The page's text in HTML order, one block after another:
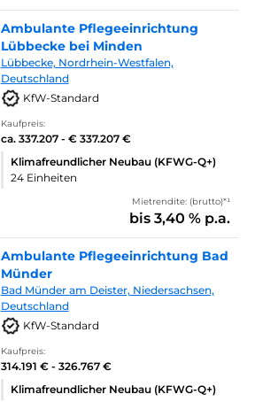
Ambulante Pflegeeinrichtung
Lübbecke bei Minden
Lübbecke, Nordrhein-Westfalen,
Deutschland
KfW-Standard
Kaufpreis:
ca. 337.207 - € 337.207 €
Klimafreundlicher Neubau (KFWG-Q+)
24 Einheiten
Mietrendite: (brutto)*¹
bis 3,40 % p.a.
Ambulante Pflegeeinrichtung Bad
Münder
Bad Münder am Deister, Niedersachsen,
Deutschland
KfW-Standard
Kaufpreis:
314.191 € - 326.767 €
Klimafreundlicher Neubau (KFWG-Q+)